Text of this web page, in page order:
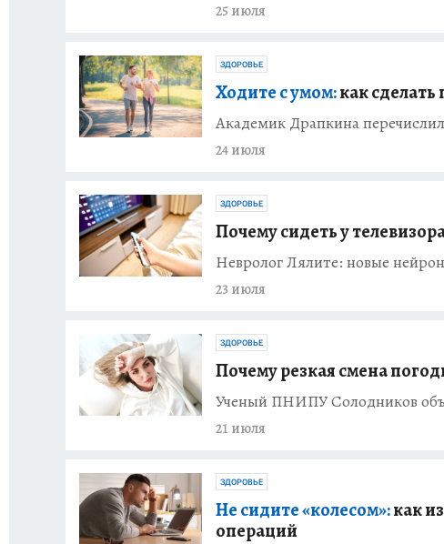
25 июля
ЗДОРОВЬЕ
Ходите с умом:как
Академик Драпкина
24 июля
ЗДОРОВЬЕ
Почему сидеть у
Невролог Лялите: новые
23 июля
ЗДОРОВЬЕ
Почему резкая смена
Ученый ПНИПУ Солодников
21 июля
ЗДОРОВЬЕ
Не сидите «колесом»:как
операций